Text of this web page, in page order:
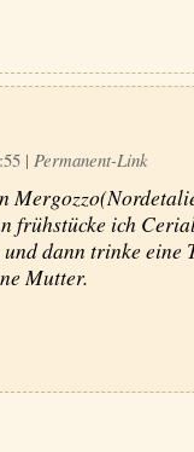
| Permanent-Link
frühstücke ich
dann trinke eine
Mutter.